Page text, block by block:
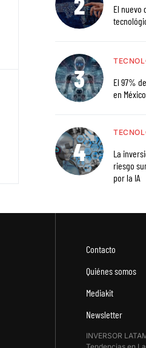
El nuevo
El 97%
en
La
riesgo
por la IA
Contacto
Quiénes somos
Mediakit
Newsletter
INVERSOR